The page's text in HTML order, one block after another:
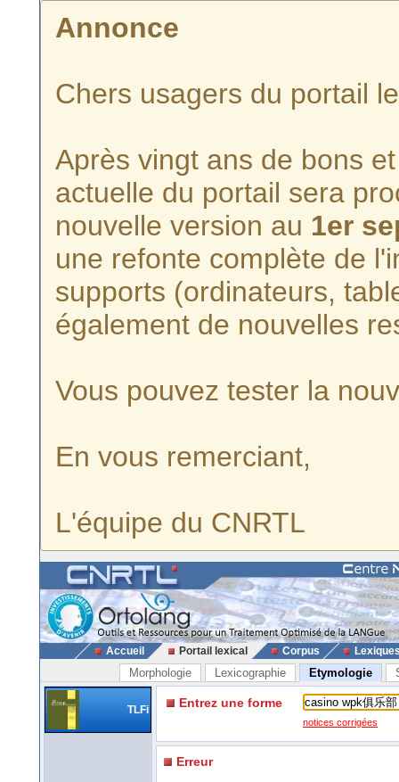
Annonce
Chers usagers du portail
Après vingt ans de bons
actuelle du portail sera
nouvelle version au 1er
une refonte complète de
supports (ordinateurs,
également de nouvelles
Vous pouvez tester la
En vous remerciant,
L'équipe du CNRTL
Accueil Portail lexical Corpus
Morphologie Lexicographie Etymologie
TLFi Entrez une forme
notices corrigées
Erreur